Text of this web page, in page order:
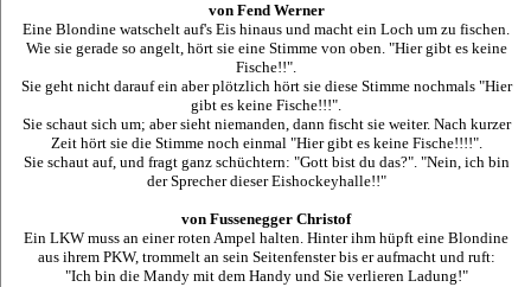
von Fend Werner
Eine Blondine watschelt auf's Eis hinaus und macht ein Loch um zu fischen.
Wie sie gerade so angelt, hört sie eine Stimme von oben. "Hier gibt es keine
Fische!!".
Sie geht nicht darauf ein aber plötzlich hört sie diese Stimme nochmals "Hier
gibt es keine Fische!!!".
Sie schaut sich um; aber sieht niemanden, dann fischt sie weiter. Nach kurzer
Zeit hört sie die Stimme noch einmal "Hier gibt es keine Fische!!!!".
Sie schaut auf, und fragt ganz schüchtern: "Gott bist du das?". "Nein, ich bin
der Sprecher dieser Eishockeyhalle!!"
von Fussenegger Christof
Ein LKW muss an einer roten Ampel halten. Hinter ihm hüpft eine Blondine
aus ihrem PKW, trommelt an sein Seitenfenster bis er aufmacht und ruft:
"Ich bin die Mandy mit dem Handy und Sie verlieren Ladung!"